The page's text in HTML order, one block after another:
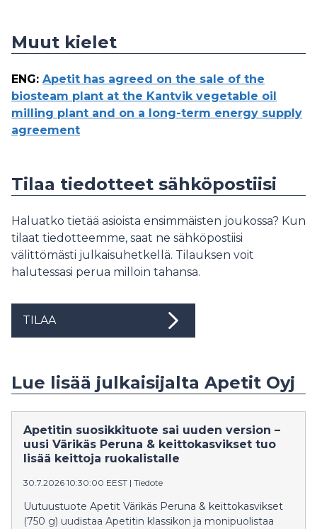
Muut kielet
ENG: Apetit has agreed on the sale of the
biosteam plant at the Kantvik vegetable oil
milling plant and on a long-term energy supply
agreement
Tilaa tiedotteet sähköpostiisi
Haluatko tietää asioista ensimmäisten joukossa? Kun
tilaat tiedotteemme, saat ne sähköpostiisi
välittömästi julkaisuhetkellä. Tilauksen voit
halutessasi perua milloin tahansa.
TILAA
Lue lisää julkaisijalta Apetit Oyj
Apetitin suosikkituote sai uuden version –
uusi Värikäs Peruna & keittokasvikset tuo
lisää keittoja ruokalistalle
30.7.2026 10:30:00 EEST | Tiedote
Uutuustuote Apetit Värikäs Peruna & keittokasvikset
(750 g) uudistaa Apetitin klassikon ja monipuolistaa